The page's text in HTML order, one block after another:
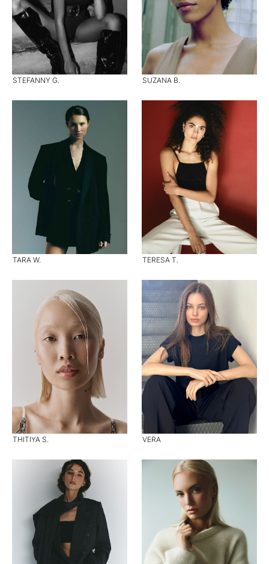
STEFANNY G. SUZANA B.
TARA W. TERESA T.
THITIYA S. VERA